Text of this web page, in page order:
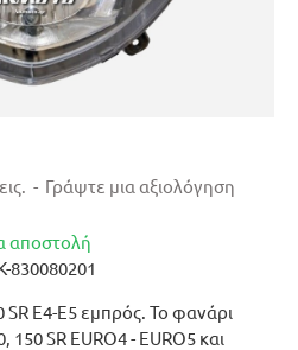
E4-E5 εμπρός. Το φανάρι
150 SR EURO4 - EURO5 και
αποστολή
830080201
- Γράψτε μια αξιολόγηση